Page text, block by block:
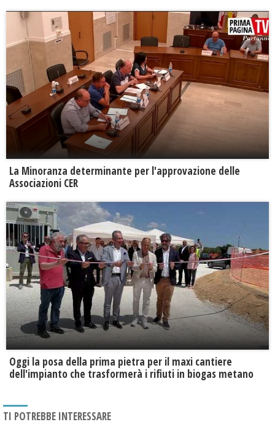
La Minoranza determinante per l'approvazione delle
Associazioni CER
Oggi la posa della prima pietra per il maxi cantiere
dell'impianto che trasformerà i rifiuti in biogas metano
TI POTREBBE INTERESSARE